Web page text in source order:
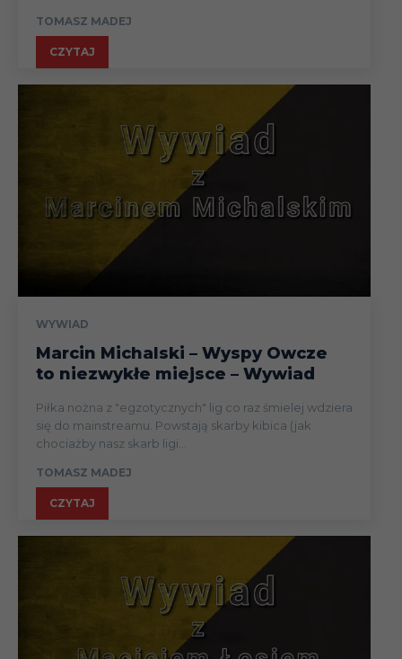
TOMASZ MADEJ
CZYTAJ
WYWIAD
Marcin Michalski – Wyspy Owcze
to niezwykłe miejsce – Wywiad
Piłka nożna z "egzotycznych" lig co raz śmielej wdziera
się do mainstreamu. Powstają skarby kibica (jak
chociażby nasz skarb ligi...
TOMASZ MADEJ
CZYTAJ